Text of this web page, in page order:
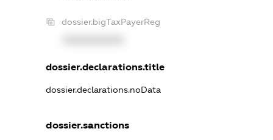
dossier.bigTaxPayerReg
dossier.declarations.title
dossier.declarations.noData
dossier.sanctions